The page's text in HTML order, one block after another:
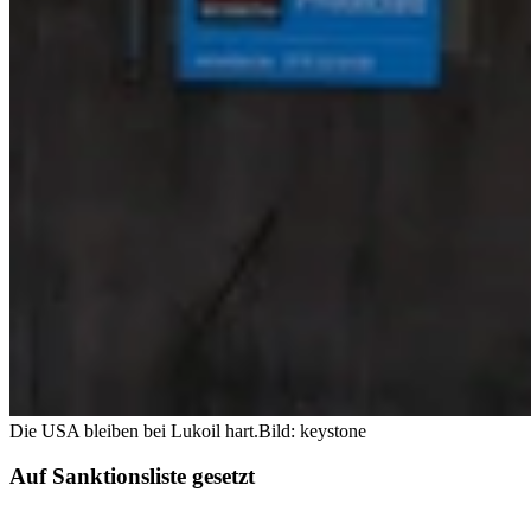
Die USA bleiben bei Lukoil hart.Bild: keystone
Auf Sanktionsliste gesetzt